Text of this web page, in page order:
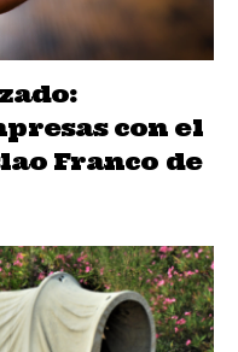
con el
Franco de